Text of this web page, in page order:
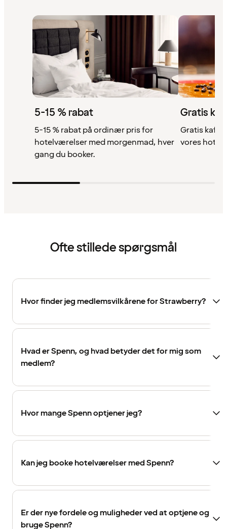
5-15 % rabat
5-15 % rabat på ordinær pris for
hotelværelser med morgenmad, hver
gang du booker.
Gratis
Gratis
vores
Ofte stillede spørgsmål
Hvor finder jeg medlemsvilkårene for Strawberry?
Hvad er Spenn, og hvad betyder det for mig som
medlem?
Hvor mange Spenn optjener jeg?
Kan jeg booke hotelværelser med Spenn?
Er der nye fordele og muligheder ved at optjene og
bruge Spenn?